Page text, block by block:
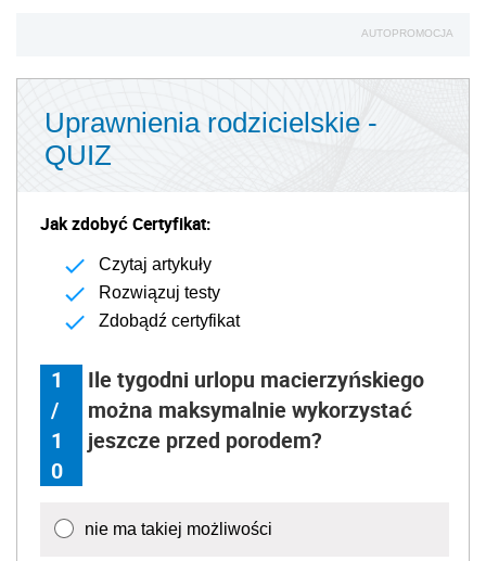
AUTOPROMOCJA
Uprawnienia rodzicielskie -
QUIZ
Jak zdobyć Certyfikat:
Czytaj artykuły
Rozwiązuj testy
Zdobądź certyfikat
1
/
1
0
Ile tygodni urlopu macierzyńskiego
można maksymalnie wykorzystać
jeszcze przed porodem?
nie ma takiej możliwości